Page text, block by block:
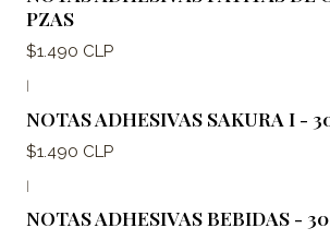
PZAS
$1.490 CLP
NOTAS ADHESIVAS SAKURA I -
$1.490 CLP
|
NOTAS ADHESIVAS BEBIDAS -